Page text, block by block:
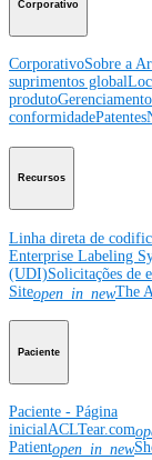
Corporativo
CorporativoSobre a
suprimentos global
produto
conformidadePatentes
Recursos
Linha direta de
Enterprise Labeling
(UDI)Solicitações de
Siteopen_in_newThe
Paciente
Paciente - Página
inicialACLTear.com
Patientopen_in_new